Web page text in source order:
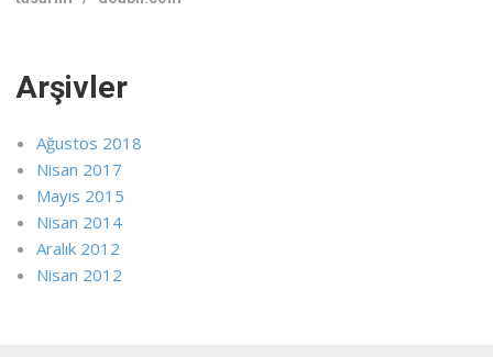
Arşivler
Ağustos 2018
Nisan 2017
Mayıs 2015
Nisan 2014
Aralık 2012
Nisan 2012